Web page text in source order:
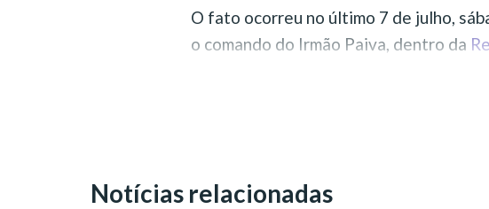
O fato ocorreu no último 7 de julho,
o comando do Irmão Paiva, dentro da
Notícias relacionadas